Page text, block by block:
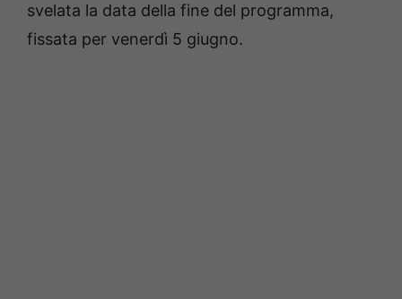
svelata la data della fine del programma,
fissata per venerdì 5 giugno.